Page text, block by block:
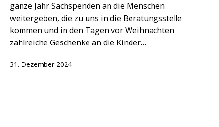
ganze Jahr Sachspenden an die Menschen
weitergeben, die zu uns in die Beratungsstelle
kommen und in den Tagen vor Weihnachten
zahlreiche Geschenke an die Kinder…
Veröffentlicht
31. Dezember 2024